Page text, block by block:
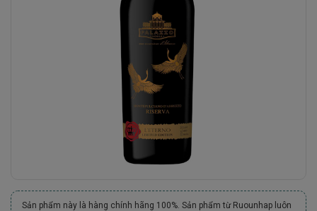
Sản phẩm này là hàng chính hãng 100%. Sản phẩm từ Ruounhap luôn